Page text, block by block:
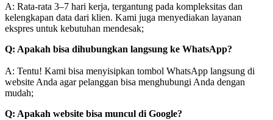
A: Rata-rata 3–7 hari kerja, tergantung pada kompleksitas dan
kelengkapan data dari klien. Kami juga menyediakan layanan
ekspres untuk kebutuhan mendesak;
Q: Apakah bisa dihubungkan langsung ke WhatsApp?
A: Tentu! Kami bisa menyisipkan tombol WhatsApp langsung di
website Anda agar pelanggan bisa menghubungi Anda dengan
mudah;
Q: Apakah website bisa muncul di Google?